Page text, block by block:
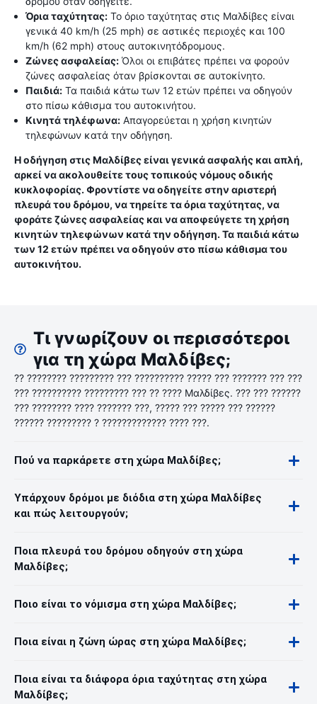
Όρια ταχύτητας: Το όριο ταχύτητας στις Μαλδίβες είναι
γενικά 40 km/h (25 mph) σε αστικές περιοχές και 100
km/h (62 mph) στους αυτοκινητόδρομους.
Ζώνες ασφαλείας: Όλοι οι επιβάτες πρέπει να φορούν
ζώνες ασφαλείας όταν βρίσκονται σε αυτοκίνητο.
Παιδιά: Τα παιδιά κάτω των 12 ετών πρέπει να οδηγούν
στο πίσω κάθισμα του αυτοκινήτου.
Κινητά τηλέφωνα: Απαγορεύεται η χρήση κινητών
τηλεφώνων κατά την οδήγηση.
Η οδήγηση στις Μαλδίβες είναι γενικά ασφαλής και απλή,
αρκεί να ακολουθείτε τους τοπικούς νόμους οδικής
κυκλοφορίας. Φροντίστε να οδηγείτε στην αριστερή
πλευρά του δρόμου, να τηρείτε τα όρια ταχύτητας, να
φοράτε ζώνες ασφαλείας και να αποφεύγετε τη χρήση
κινητών τηλεφώνων κατά την οδήγηση. Τα παιδιά κάτω
των 12 ετών πρέπει να οδηγούν στο πίσω κάθισμα του
αυτοκινήτου.
Τι γνωρίζουν οι περισσότεροι
για τη χώρα Μαλδίβες;
?? ???????? ????????? ??? ?????????? ????? ??? ??????? ??? ???
??? ?????????? ????????? ??? ?? ???? Μαλδίβες. ??? ??? ??????
??? ???????? ???? ??????? ???, ????? ??? ????? ??? ??????
?????? ????????? ? ????????????? ???? ???.
Πού να παρκάρετε στη χώρα Μαλδίβες;
Υπάρχουν δρόμοι με διόδια στη χώρα Μαλδίβες
και πώς λειτουργούν;
Ποια πλευρά του δρόμου οδηγούν στη χώρα
Μαλδίβες;
Ποιο είναι το νόμισμα στη χώρα Μαλδίβες;
Ποια είναι η ζώνη ώρας στη χώρα Μαλδίβες;
Ποια είναι τα διάφορα όρια ταχύτητας στη χώρα
Μαλδίβες;